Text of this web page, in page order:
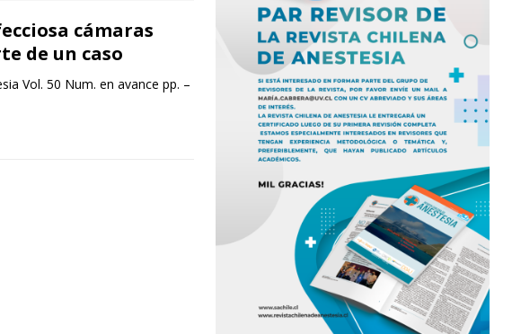
cámaras
de un caso
Vol. 50 Num. en avance pp. –